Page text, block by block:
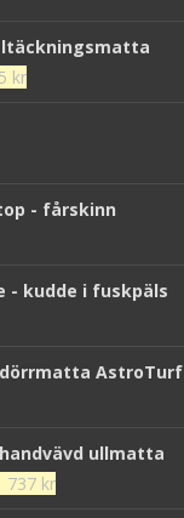
krDet
475 kr.
- fårskinn
- kudde i fuskpäls
AstroTurf
ullmatta
737 krDet